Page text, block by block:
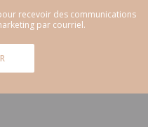
recevoir des communications
par courriel.